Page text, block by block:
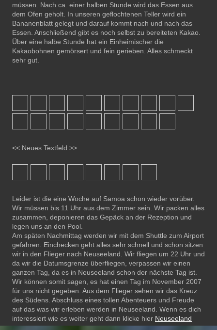
müssen. Nach ca. einer halben Stunde wird das Essen aus
dem Ofen geholt. In unseren geflochtenen Teller wird ein
Bananenblatt gelegt und darauf kommt nach und nach das
Essen. Anschließend gibt es noch selbst zu bereiteten Kakao.
Über eine halbe Stunde hat ein Einheimischer die
Kakaobohnen gemörsert und fein gerieben. Alles schmeckt
sehr gut.
<< Neues Textfeld >>
Leider ist die eine Woche auf Samoa schon wieder vorüber.
Wir müssen bis 11 Uhr aus dem Zimmer sein. Wir packen alles
zusammen, deponieren das Gepäck an der Rezeption und
legen uns an den Pool.
Am späten Nachmittag werden wir mit dem Shuttle zum Airport
gefahren. Einchecken geht alles sehr schnell und schon sitzen
wir in den Flieger nach Neuseeland. Wir fliegen um 22 Uhr und
da wir die Datumsgrenze überfliegen, verpassen wir einen
ganzen Tag, da es in Neuseeland schon der nächste Tag ist.
Wir können somit sagen, es hat einen Tag im November 2007
für uns nicht gegeben. Aus dem Flieger sehen wir das Kreuz
des Südens. Abschluss eines tollen Abenteuers und Freude
auf das was wir erleben werden in Neuseeland. Wenn es dich
interessiert wie es weiter geht dann klicke hier Neuseeland